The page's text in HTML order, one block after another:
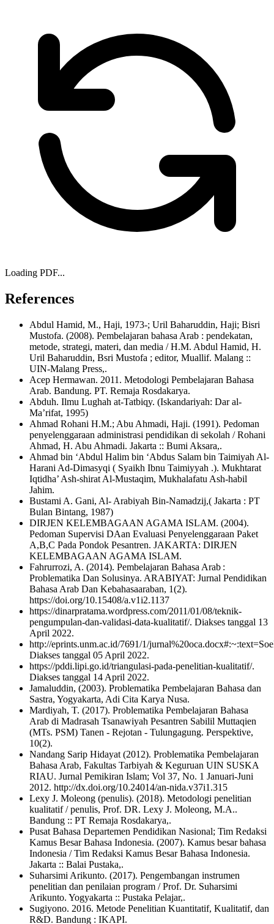
Loading PDF...
References
Abdul Hamid, M., Haji, 1973-; Uril Baharuddin, Haji; Bisri
Mustofa. (2008). Pembelajaran bahasa Arab : pendekatan,
metode, strategi, materi, dan media / H.M. Abdul Hamid, H.
Uril Baharuddin, Bsri Mustofa ; editor, Muallif. Malang ::
UIN-Malang Press,.
Acep Hermawan. 2011. Metodologi Pembelajaran Bahasa
Arab. Bandung. PT. Remaja Rosdakarya.
Abduh. Ilmu Lughah at-Tatbiqy. (Iskandariyah: Dar al-
Ma’rifat, 1995)
Ahmad Rohani H.M.; Abu Ahmadi, Haji. (1991). Pedoman
penyelenggaraan administrasi pendidikan di sekolah / Rohani
Ahmad, H. Abu Ahmadi. Jakarta :: Bumi Aksara,.
Ahmad bin ‘Abdul Halim bin ‘Abdus Salam bin Taimiyah Al-
Harani Ad-Dimasyqi ( Syaikh Ibnu Taimiyyah .). Mukhtarat
Iqtidha’ Ash-shirat Al-Mustaqim, Mukhalafatu Ash-habil
Jahim.
Bustami A. Gani, Al- Arabiyah Bin-Namadzij,( Jakarta : PT
Bulan Bintang, 1987)
DIRJEN KELEMBAGAAN AGAMA ISLAM. (2004).
Pedoman Supervisi DAan Evaluasi Penyelenggaraan Paket
A,B,C Pada Pondok Pesantren. JAKARTA: DIRJEN
KELEMBAGAAN AGAMA ISLAM.
Fahrurrozi, A. (2014). Pembelajaran Bahasa Arab :
Problematika Dan Solusinya. ARABIYAT: Jurnal Pendidikan
Bahasa Arab Dan Kebahasaaraban, 1(2).
https://doi.org/10.15408/a.v1i2.1137
https://dinarpratama.wordpress.com/2011/01/08/teknik-
pengumpulan-dan-validasi-data-kualitatif/. Diakses tanggal 13
April 2022.
http://eprints.unm.ac.id/7691/1/
Diakses tanggal 05 April 2022.
https://pddi.lipi.go.id/triangulasi-pada-penelitian-kualitatif/.
Diakses tanggal 14 April 2022.
Jamaluddin, (2003). Problematika Pembelajaran Bahasa dan
Sastra, Yogyakarta, Adi Cita Karya Nusa.
Mardiyah, T. (2017). Problematika Pembelajaran Bahasa
Arab di Madrasah Tsanawiyah Pesantren Sabilil Muttaqien
(MTs. PSM) Tanen - Rejotan - Tulungagung. Perspektive,
10(2).
Nandang Sarip Hidayat (2012). Problematika Pembelajaran
Bahasa Arab, Fakultas Tarbiyah & Keguruan UIN SUSKA
RIAU. Jurnal Pemikiran Islam; Vol 37, No. 1 Januari-Juni
2012. http://dx.doi.org/10.24014/an-nida.v37i1.315
Lexy J. Moleong (penulis). (2018). Metodologi penelitian
kualitatif / penulis, Prof. DR. Lexy J. Moleong, M.A..
Bandung :: PT Remaja Rosdakarya,.
Pusat Bahasa Departemen Pendidikan Nasional; Tim Redaksi
Kamus Besar Bahasa Indonesia. (2007). Kamus besar bahasa
Indonesia / Tim Redaksi Kamus Besar Bahasa Indonesia.
Jakarta :: Balai Pustaka,.
Suharsimi Arikunto. (2017). Pengembangan instrumen
penelitian dan penilaian program / Prof. Dr. Suharsimi
Arikunto. Yogyakarta :: Pustaka Pelajar,.
Sugiyono. 2016. Metode Penelitian Kuantitatif, Kualitatif, dan
R&D. Bandung : IKAPI.